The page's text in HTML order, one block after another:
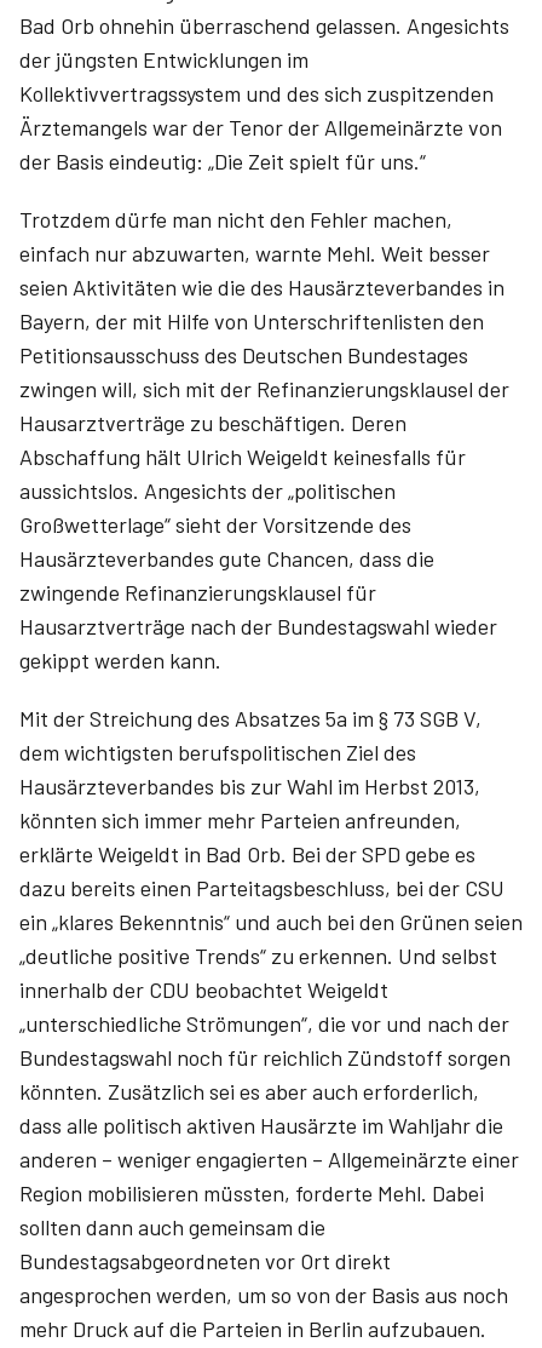
Bad Orb ohnehin überraschend gelassen. Angesichts
der jüngsten Entwicklungen im
Kollektivvertragssystem und des sich zuspitzenden
Ärztemangels war der Tenor der Allgemeinärzte von
der Basis eindeutig: „Die Zeit spielt für uns.“
Trotzdem dürfe man nicht den Fehler machen,
einfach nur abzuwarten, warnte Mehl. Weit besser
seien Aktivitäten wie die des Hausärzteverbandes in
Bayern, der mit Hilfe von Unterschriftenlisten den
Petitionsausschuss des Deutschen Bundestages
zwingen will, sich mit der Refinanzierungsklausel der
Hausarztverträge zu beschäftigen. Deren
Abschaffung hält Ulrich Weigeldt keinesfalls für
aussichtslos. Angesichts der „politischen
Großwetterlage“ sieht der Vorsitzende des
Hausärzteverbandes gute Chancen, dass die
zwingende Refinanzierungsklausel für
Hausarztverträge nach der Bundestagswahl wieder
gekippt werden kann.
Mit der Streichung des Absatzes 5a im § 73 SGB V,
dem wichtigsten berufspolitischen Ziel des
Hausärzteverbandes bis zur Wahl im Herbst 2013,
könnten sich immer mehr Parteien anfreunden,
erklärte Weigeldt in Bad Orb. Bei der SPD gebe es
dazu bereits einen Parteitagsbeschluss, bei der CSU
ein „klares Bekenntnis“ und auch bei den Grünen seien
„deutliche positive Trends“ zu erkennen. Und selbst
innerhalb der CDU beobachtet Weigeldt
„unterschiedliche Strömungen“, die vor und nach der
Bundestagswahl noch für reichlich Zündstoff sorgen
könnten. Zusätzlich sei es aber auch erforderlich,
dass alle politisch aktiven Hausärzte im Wahljahr die
anderen – weniger engagierten – Allgemeinärzte einer
Region mobilisieren müssten, forderte Mehl. Dabei
sollten dann auch gemeinsam die
Bundestagsabgeordneten vor Ort direkt
angesprochen werden, um so von der Basis aus noch
mehr Druck auf die Parteien in Berlin aufzubauen.